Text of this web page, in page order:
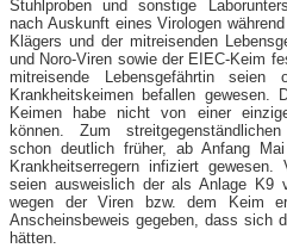
Stuhlproben und sonstige
nach Auskunft eines Virologen
Klägers und der mitreisenden
und Noro-Viren sowie der EIEC-Keim
mitreisende Lebensgefährtin
Krankheitskeimen befallen gewesen.
Keimen habe nicht von einer
können. Zum
schon deutlich früher, ab Anfang
Krankheitserregern infiziert
seien ausweislich der als Anlage K9
wegen der Viren bzw. dem Keim
Anscheinsbeweis gegeben, dass sich
hätten.